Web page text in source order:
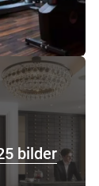
bilder